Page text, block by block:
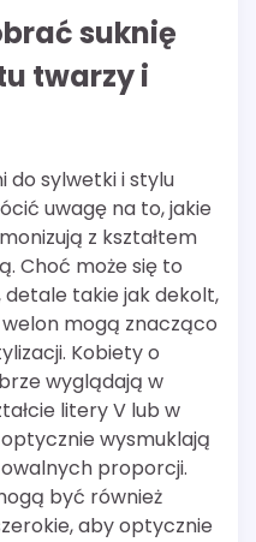
suknię
twarzy i
do sylwetki i stylu
uwagę na to, jakie
z kształtem
Choć może się to
takie jak dekolt,
mogą znacząco
Kobiety o
wyglądają w
litery V lub w
wysmuklają
proporcji.
być również
aby optycznie